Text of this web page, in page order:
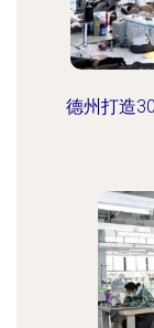
德州打造